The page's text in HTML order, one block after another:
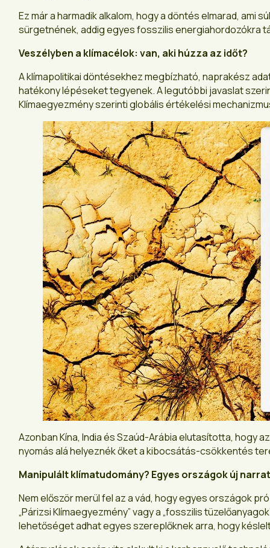
Ez már a harmadik alkalom, hogy a döntés elmarad,
sürgetnének, addig egyes fosszilis energiahordozókra
Veszélyben a klímacélok: van, aki húzza az időt?
A klímapolitikai döntésekhez megbízható, naprakész
hatékony lépéseket tegyenek. A legutóbbi javaslat
Klímaegyezmény szerinti globális értékelési
Azonban Kína, India és Szaúd-Arábia elutasította, hogy
nyomás alá helyeznék őket a kibocsátás-csökkentés
Manipulált klímatudomány? Egyes országok új
Nem először merül fel az a vád, hogy egyes országok
„Párizsi Klímaegyezmény” vagy a „fosszilis
lehetőséget adhat egyes szereplőknek arra, hogy